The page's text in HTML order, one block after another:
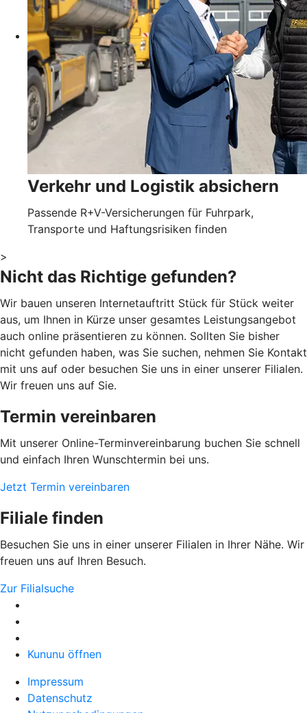
Verkehr und Logistik absichern
Passende R+V-Versicherungen für Fuhrpark,
Transporte und Haftungsrisiken finden
>
Nicht das Richtige gefunden?
Wir bauen unseren Internetauftritt Stück für Stück weiter
aus, um Ihnen in Kürze unser gesamtes Leistungsangebot
auch online präsentieren zu können. Sollten Sie bisher
nicht gefunden haben, was Sie suchen, nehmen Sie Kontakt
mit uns auf oder besuchen Sie uns in einer unserer Filialen.
Wir freuen uns auf Sie.
Termin vereinbaren
Mit unserer Online-Terminvereinbarung buchen Sie schnell
und einfach Ihren Wunschtermin bei uns.
Jetzt Termin vereinbaren
Filiale finden
Besuchen Sie uns in einer unserer Filialen in Ihrer Nähe. Wir
freuen uns auf Ihren Besuch.
Zur Filialsuche
Kununu öffnen
Impressum
Datenschutz